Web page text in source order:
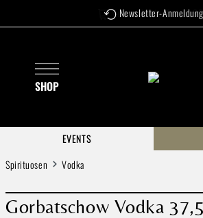
Zum Hauptinhalt springenVersandkostenfrei ab 99 €
Newsletter-Anmeldung
SHOP
EVENTS
Spirituosen
Vodka
Gorbatschow Vodka